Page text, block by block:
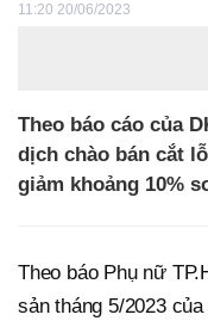
11:20 20/06/2023
Theo báo cáo của
dịch chào bán cắt
giảm khoảng 10%
Theo báo Phụ nữ
sản tháng 5/2023